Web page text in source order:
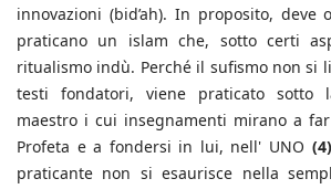
innovazioni (bid’ah). In proposito, deve
praticano un islam che, sotto certi
ritualismo indù. Perché il sufismo non si
testi fondatori, viene praticato sotto
maestro i cui insegnamenti mirano a
Profeta e a fondersi in lui, nell' UNO (4)
praticante non si esaurisce nella